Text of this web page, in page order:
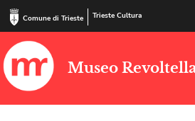
Comune di Trieste Trieste Cultura
Museo